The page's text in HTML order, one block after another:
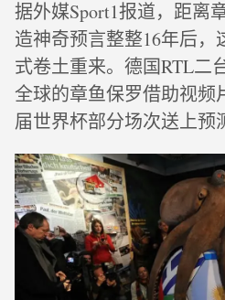
据外媒Sport1报道，距离
造神奇预言整整16年后
式卷土重来。德国RTL二
全球的章鱼保罗借助视频
届世界杯部分场次送上预